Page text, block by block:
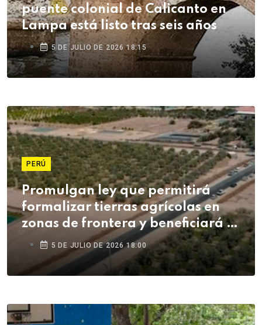
puente colonial de Calicanto en
Lampa está listo tras seis años
5 DE JULIO DE 2026 18:15
PERÚ
Promulgan ley que permitirá
formalizar tierras agrícolas en
zonas de frontera y beneficiará a
agricultores de Tacna
5 DE JULIO DE 2026 18:00